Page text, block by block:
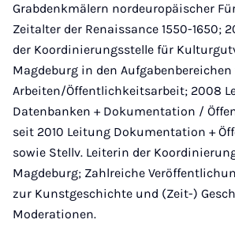
Grabdenkmälern nordeuropäischer
Zeitalter der Renaissance 1550-1650;
der Koordinierungsstelle für
Magdeburg in den
Arbeiten/Öffentlichkeitsarbeit; 2008
Datenbanken + Dokumentation /
seit 2010 Leitung Dokumentation +
sowie Stellv. Leiterin der
Magdeburg; Zahlreiche
zur Kunstgeschichte und (Zeit-)
Moderationen.